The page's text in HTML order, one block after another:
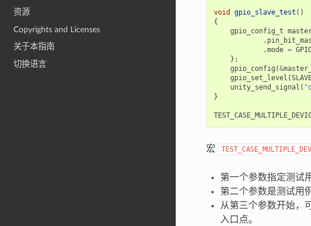
资源
Copyrights and Licenses
关于本指南
切换语言
void gpio_slave_test ()
{
gpio_config_t
.
.mode =
};
gpio_config (&
gpio_set_level (
unity_send_signal (
}
宏
第一个参数指定测试
第二个参数是测试用
从第三个参数开始，
入口点。